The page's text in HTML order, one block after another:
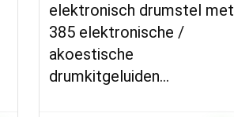
elektronisch drumstel met
385 elektronische /
akoestische
drumkitgeluiden…